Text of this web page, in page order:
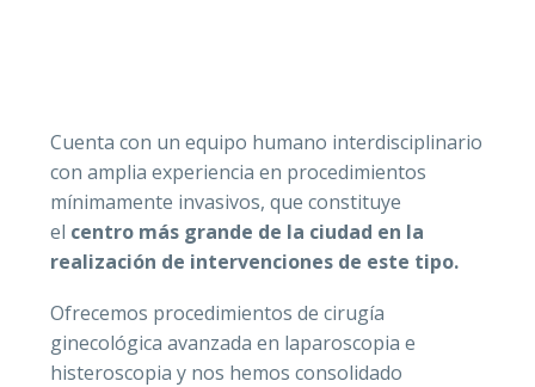
Registro
Cuenta con un equipo humano interdisciplinario
con amplia experiencia en procedimientos
mínimamente invasivos, que constituye
el centro más grande de la ciudad en la
realización de intervenciones de este tipo.
Ofrecemos procedimientos de cirugía
ginecológica avanzada en laparoscopia e
histeroscopia y nos hemos consolidado